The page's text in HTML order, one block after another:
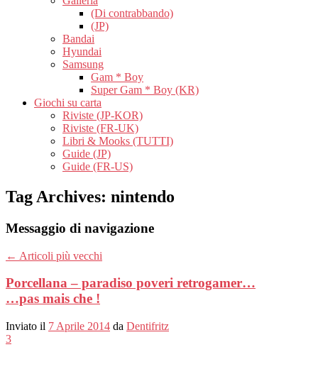
(Di contrabbando)
(JP)
Bandai
Hyundai
Samsung
Gam * Boy
Super Gam * Boy (KR)
Giochi su carta
Riviste (JP-KOR)
Riviste (FR-UK)
Libri & Mooks (TUTTI)
Guide (JP)
Guide (FR-US)
Tag Archives: nintendo
Messaggio di navigazione
← Articoli più vecchi
Porcellana – paradiso poveri retrogamer…
…pas mais che !
Inviato il 7 Aprile 2014 da Dentifritz
3